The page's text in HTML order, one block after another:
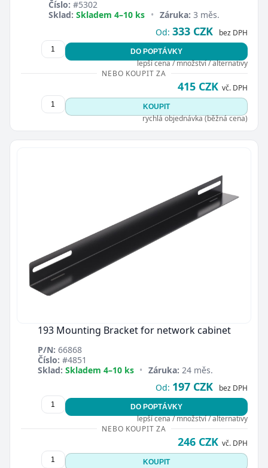
Číslo: #5302
Sklad: Skladem 4–10 ks • Záruka: 3 měs.
Od: 333 CZK bez DPH
DO POPTÁVKY
lepší cena / množství / alternativy
NEBO KOUPIT ZA
415 CZK vč. DPH
KOUPIT
rychlá objednávka (běžná cena)
193 Mounting Bracket for network cabinet
P/N: 66868
Číslo: #4851
Sklad: Skladem 4–10 ks • Záruka: 24 měs.
Od: 197 CZK bez DPH
DO POPTÁVKY
lepší cena / množství / alternativy
NEBO KOUPIT ZA
246 CZK vč. DPH
KOUPIT